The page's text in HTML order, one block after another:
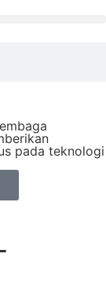
pada teknologi